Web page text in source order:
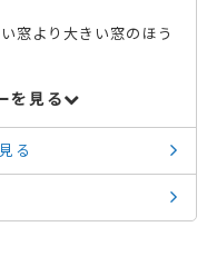
窓より大きい窓のほう
を見る
る